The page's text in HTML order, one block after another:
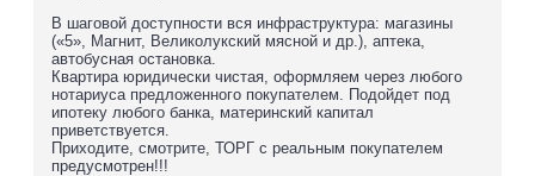
В шаговой доступности вся инфраструктура: магазины
(«5», Магнит, Великолукский мясной и др.), аптека,
автобусная остановка.
Квартира юридически чистая, оформляем через любого
нотариуса предложенного покупателем. Подойдет под
ипотеку любого банка, материнский капитал
приветствуется.
Приходите, смотрите, ТОРГ с реальным покупателем
предусмотрен!!!